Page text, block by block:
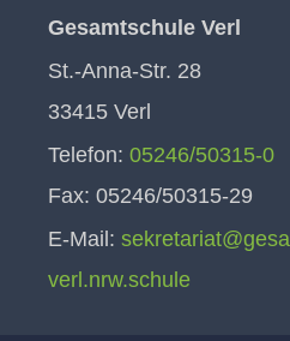
Gesamtschule Verl
St.-Anna-Str. 28
33415 Verl
Telefon: 05246/50315-0
Fax: 05246/50315-29
E-Mail:
verl.nrw.schule